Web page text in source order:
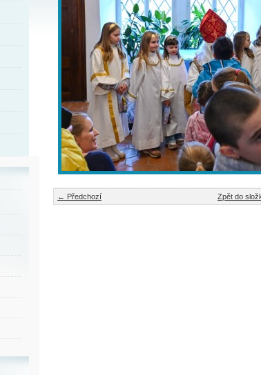
← Předchozí Zpět do